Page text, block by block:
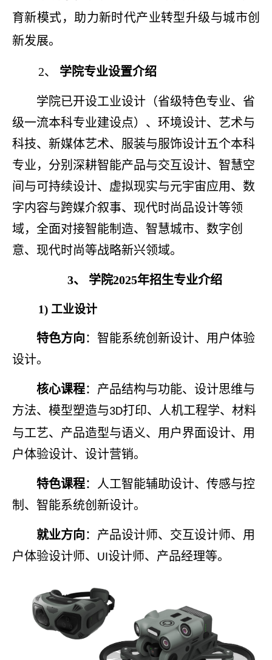
育新模式，助力新时代产业转型升级与城市创
新发展。
2、 学院专业设置介绍
学院已开设工业设计（省级特色专业、省
级一流本科专业建设点）、环境设计、艺术与
科技、新媒体艺术、服装与服饰设计五个本科
专业，分别深耕智能产品与交互设计、智慧空
间与可持续设计、虚拟现实与元宇宙应用、数
字内容与跨媒介叙事、现代时尚品设计等领
域，全面对接智能制造、智慧城市、数字创
意、现代时尚等战略新兴领域。
3、 学院2025年招生专业介绍
1) 工业设计
特色方向：智能系统创新设计、用户体验
设计。
核心课程：产品结构与功能、设计思维与
方法、模型塑造与3D打印、人机工程学、材料
与工艺、产品造型与语义、用户界面设计、用
户体验设计、设计营销。
特色课程：人工智能辅助设计、传感与控
制、智能系统创新设计。
就业方向：产品设计师、交互设计师、用
户体验设计师、 UI 设计师、产品经理等。